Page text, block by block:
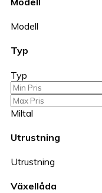
Modell
Typ
Typ
Miltal
Utrustning
Utrustning
Växellåda